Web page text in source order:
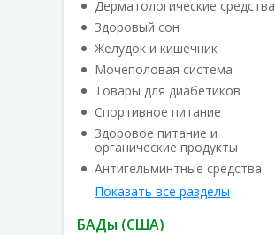
Дерматологические средства
Здоровый сон
Желудок и кишечник
Мочеполовая система
Товары для диабетиков
Спортивное питание
Здоровое питание и
органические продукты
Антигельминтные средства
Показать все разделы
БАДы (США)